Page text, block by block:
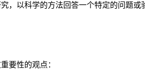
，以科学的方法回答一个特定的问题
要性的观点：